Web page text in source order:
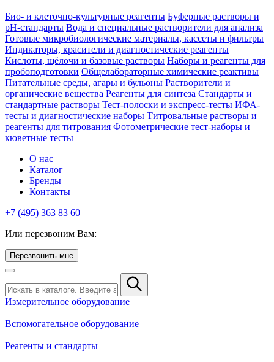
Био- и клеточно-культурные реагенты Буферные растворы и
pH-стандарты Вода и специальные растворители для анализа
Готовые микробиологические материалы, кассеты и фильтры
Индикаторы, красители и диагностические реагенты
Кислоты, щёлочи и базовые растворы Наборы и реагенты для
пробоподготовки Общелабораторные химические реактивы
Питательные среды, агары и бульоны Растворители и
органические вещества Реагенты для синтеза Стандарты и
стандартные растворы Тест-полоски и экспресс-тесты ИФА-
тесты и диагностические наборы Титровальные растворы и
реагенты для титрования Фотометрические тест-наборы и
кюветные тесты
О нас
Каталог
Бренды
Контакты
+7 (495) 363 83 60
Или перезвоним Вам:
Перезвонить мне
Измерительное оборудование
Вспомогательное оборудование
Реагенты и стандарты